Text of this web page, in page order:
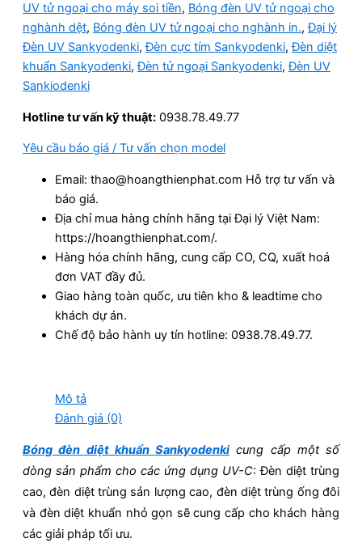
UV tử ngoại cho máy soi tiền, Bóng đèn UV tử ngoại cho
nghành dệt, Bóng đèn UV tử ngoại cho nghành in.,Đại lý
Đèn UV Sankyodenki,Đèn cực tím Sankyodenki,Đèn diệt
khuẩn Sankyodenki,Đèn tử ngoại Sankyodenki,Đèn UV
Sankiodenki
Hotline tư vấn kỹ thuật: 0938.78.49.77
Yêu cầu báo giá / Tư vấn chọn model
Email: thao@hoangthienphat.com Hỗ trợ tư vấn và
báo giá.
Địa chỉ mua hàng chính hãng tại Đại lý Việt Nam:
https://hoangthienphat.com/.
Hàng hóa chính hãng, cung cấp CO, CQ, xuất hoá
đơn VAT đầy đủ.
Giao hàng toàn quốc, ưu tiên kho & leadtime cho
khách dự án.
Chế độ bảo hành uy tín hotline: 0938.78.49.77.
Mô tả
Đánh giá (0)
Bóng đèn diệt khuẩn Sankyodenki cung cấp một số
dòng sản phẩm cho các ứng dụng UV-C: Đèn diệt trùng
cao, đèn diệt trùng sản lượng cao, đèn diệt trùng ống đôi
và đèn diệt khuẩn nhỏ gọn sẽ cung cấp cho khách hàng
các giải pháp tối ưu.